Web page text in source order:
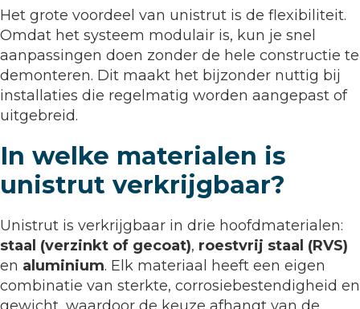
Het grote voordeel van unistrut is de flexibiliteit.
Omdat het systeem modulair is, kun je snel
aanpassingen doen zonder de hele constructie te
demonteren. Dit maakt het bijzonder nuttig bij
installaties die regelmatig worden aangepast of
uitgebreid.
In welke materialen is
unistrut verkrijgbaar?
Unistrut is verkrijgbaar in drie hoofdmaterialen:
staal (verzinkt of gecoat), roestvrij staal (RVS)
en aluminium. Elk materiaal heeft een eigen
combinatie van sterkte, corrosiebestendigheid en